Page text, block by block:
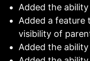
Added the
Added a feature
visibility of
Added the